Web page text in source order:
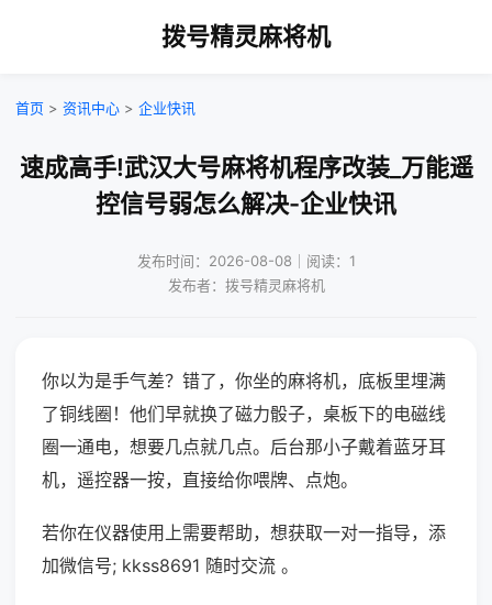
拨号精灵麻将机
首页 > 资讯中心 > 企业快讯
速成高手!武汉大号麻将机程序改装_万能遥
控信号弱怎么解决-企业快讯
发布时间：2026-08-08｜阅读：1
发布者：拨号精灵麻将机
你以为是手气差？错了，你坐的麻将机，底板里埋满
了铜线圈！他们早就换了磁力骰子，桌板下的电磁线
圈一通电，想要几点就几点。后台那小子戴着蓝牙耳
机，遥控器一按，直接给你喂牌、点炮。
若你在仪器使用上需要帮助，想获取一对一指导，添
加微信号; kkss8691 随时交流 。